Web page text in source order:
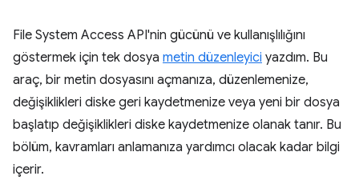
File System Access API'nin gücünü ve kullanışlılığını
göstermek için tek dosya metin düzenleyici yazdım. Bu
araç, bir metin dosyasını açmanıza, düzenlemenize,
değişiklikleri diske geri kaydetmenize veya yeni bir dosya
başlatıp değişiklikleri diske kaydetmenize olanak tanır. Bu
bölüm, kavramları anlamanıza yardımcı olacak kadar bilgi
içerir.